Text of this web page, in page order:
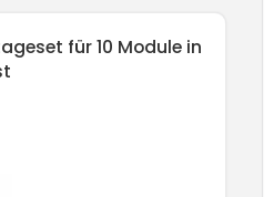
für 10 Module in